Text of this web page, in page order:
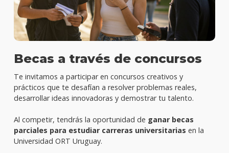
Becas a través de concursos
Te invitamos a participar en concursos creativos y
prácticos que te desafían a resolver problemas reales,
desarrollar ideas innovadoras y demostrar tu talento.
Al competir, tendrás la oportunidad de ganar becas
parciales para estudiar carreras universitarias en la
Universidad ORT Uruguay.